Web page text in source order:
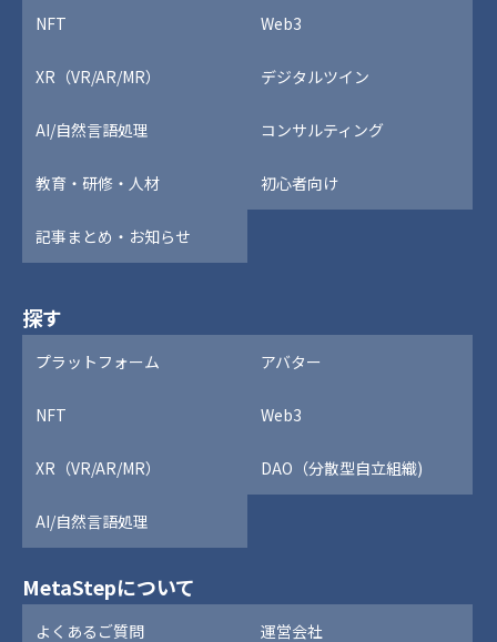
NFT Web3
XR（VR/AR/MR） デジタルツイン
AI/自然言語処理 コンサルティング
教育・研修・人材 初心者向け
記事まとめ・お知らせ
探す
プラットフォーム アバター
NFT Web3
XR（VR/AR/MR） DAO（分散型自立組織)
AI/自然言語処理
MetaStepについて
よくあるご質問 運営会社